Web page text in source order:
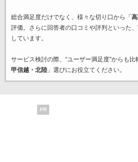
総合満足度だけでなく、様々な切り口から「
評価。さらに回答者の口コミや評判といった
しています。
サービス検討の際、“ユーザー満足度”からも比
甲信越・北陸」選びにお役立てください。
PR